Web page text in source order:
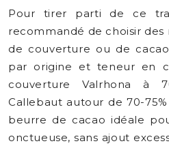
Pour tirer parti de ce
recommandé de choisir
de couverture ou de
par origine et teneur en
couverture Valrhona à
Callebaut autour de 70-
beurre de cacao idéale
onctueuse, sans ajout